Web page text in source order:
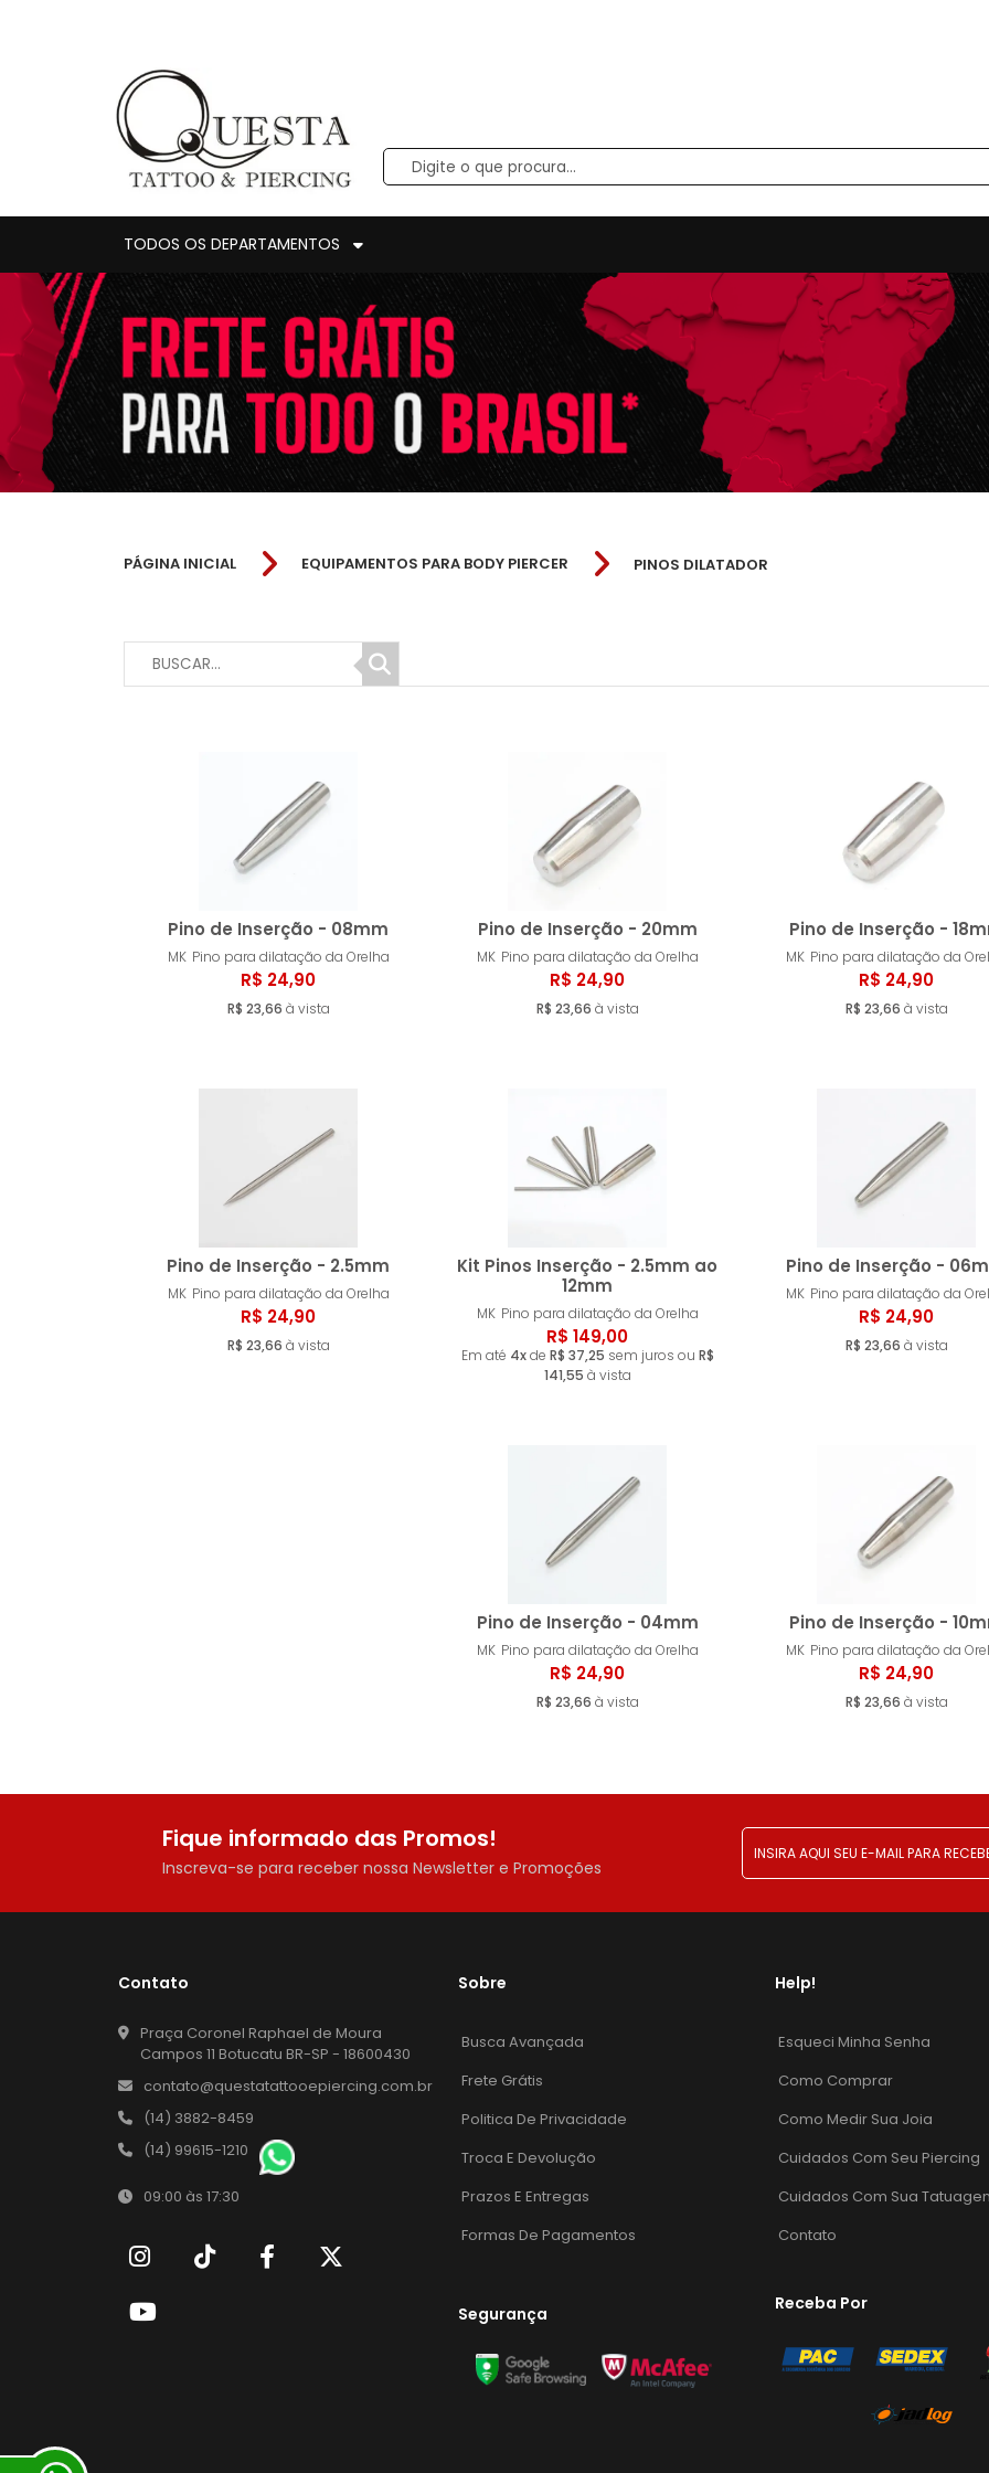
TODOS OS DEPARTAMENTOS
PÁGINA INICIAL EQUIPAMENTOS PARA BODY PIERCER PINOS DILATADOR
Pino de Inserção - 08mm
MK Pino para dilatação da Orelha
R$ 24,90
R$ 23,66 à vista
Comprar
Pino de Inserção - 20mm
MK Pino para dilatação da Orelha
R$ 24,90
R$ 23,66 à vista
Comprar
Pino de Inserção -
MK Pino para dilatação da
R$ 24,90
R$ 23,66 à vista
Pino de Inserção - 2.5mm
MK Pino para dilatação da Orelha
R$ 24,90
R$ 23,66 à vista
Comprar
Kit Pinos Inserção - 2.5mm ao
12mm
MK Pino para dilatação da Orelha
R$ 149,00
Em até 4xde R$ 37,25 sem juros ou R$
141,55 à vista
Comprar
Pino de Inserção -
MK Pino para dilatação da
R$ 24,90
R$ 23,66 à vista
Pino de Inserção - 04mm
MK Pino para dilatação da Orelha
R$ 24,90
R$ 23,66 à vista
Esgotado
Pino de Inserção -
MK Pino para dilatação da
R$ 24,90
R$ 23,66 à vista
Fique informado das Promos!
Inscreva-se para receber nossa Newsletter e Promoções
Contato
Praça Coronel Raphael de Moura
Campos 11 Botucatu BR-SP - 18600430
contato@questatattooepiercing.com.br
(14) 3882-8459
(14) 99615-1210
09:00 às 17:30
Sobre
Busca Avançada
Frete Grátis
Politica De Privacidade
Troca E Devolução
Prazos E Entregas
Formas De Pagamentos
Segurança
Help!
Esqueci Minha Senha
Como Comprar
Como Medir Sua Joia
Cuidados Com Seu Piercing
Cuidados Com Sua
Contato
Receba Por